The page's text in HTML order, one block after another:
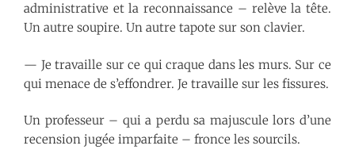
administrative et la reconnaissance – relève la tête.
Un autre soupire. Un autre tapote sur son clavier.
— Je travaille sur ce qui craque dans les murs. Sur ce
qui menace de s’effondrer. Je travaille sur les fissures.
Un professeur – qui a perdu sa majuscule lors d’une
recension jugée imparfaite – fronce les sourcils.